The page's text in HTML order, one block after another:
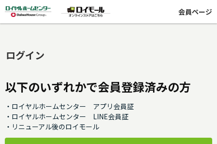
会員ページ
ログイン
以下のいずれかで会員登録済みの方
・ロイヤルホームセンター アプリ会員証
・ロイヤルホームセンター LINE会員証
・リニューアル後のロイモール